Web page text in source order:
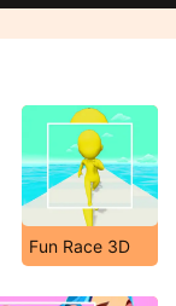
Fun Race 3D